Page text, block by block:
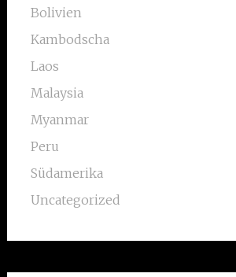
Bolivien
Kambodscha
Laos
Malaysia
Myanmar
Peru
Südamerika
Uncategorized